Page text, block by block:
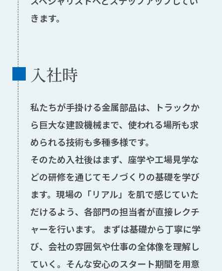
きます。
入社時
私たちが手掛ける金属部品は、トラックか
ら巨大な建設機械まで、使われる場所も求
められる技術も多種多様です。
そのため入社後はまず、座学や工場見学な
どの研修を通じてモノづくりの基礎を学び
ます。現場の「リアル」を肌で感じていた
だけるよう、各部門の担当者が直接レクチ
ャーを行います。 まずは基礎から丁寧に学
び、会社の雰囲気や仕事の全体像を理解し
ていく。そんな安心のスタート期間を用意